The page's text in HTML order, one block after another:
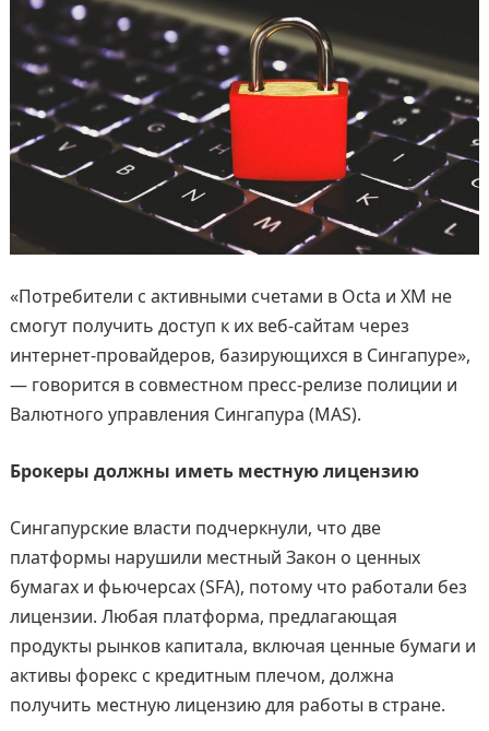
«Потребители с активными счетами в Octa и XM не
смогут получить доступ к их веб-сайтам через
интернет-провайдеров, базирующихся в Сингапуре»,
— говорится в совместном пресс-релизе полиции и
Валютного управления Сингапура (MAS).
Брокеры должны иметь местную лицензию
Сингапурские власти подчеркнули, что две
платформы нарушили местный Закон о ценных
бумагах и фьючерсах (SFA), потому что работали без
лицензии. Любая платформа, предлагающая
продукты рынков капитала, включая ценные бумаги и
активы форекс с кредитным плечом, должна
получить местную лицензию для работы в стране.